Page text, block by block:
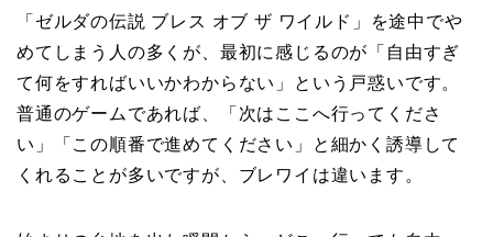
「ゼルダの伝説 ブレス オブ ザ ワイルド」を途中でや
めてしまう人の多くが、最初に感じるのが「自由すぎ
て何をすればいいかわからない」という戸惑いです。
普通のゲームであれば、「次はここへ行ってくださ
い」「この順番で進めてください」と細かく誘導して
くれることが多いですが、ブレワイは違います。